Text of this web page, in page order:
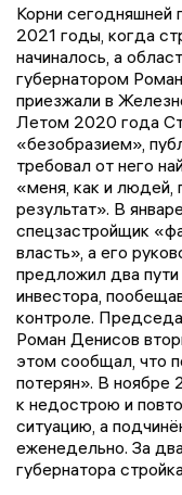
Корни
2021 годы, когда
начиналось, а
губернатором
приезжали в
Летом 2020 года
«безобразием»,
требовал от него
«меня, как и людей,
результат». В
спецзастройщик
власть», а его
предложил два
инвестора,
контроле.
Роман Денисов
этом сообщал, что
потерян». В ноябре
к недострою и
ситуацию, а
еженедельно. За
губернатора